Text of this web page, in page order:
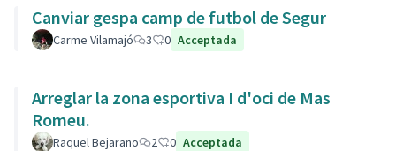
Canviar gespa camp de futbol de Segur
Carme Vilamajó 3 0 Acceptada
Arreglar la zona esportiva I d'oci de Mas
Romeu.
Raquel Bejarano 2 0 Acceptada